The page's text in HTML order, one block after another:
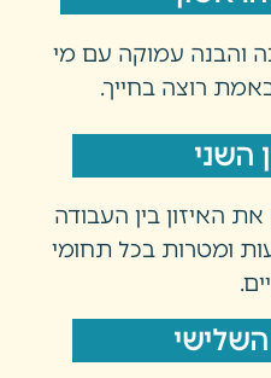
והבנה עמוקה עם מי
רוצה בחייך.
השני
האיזון בין העבודה
ומטרות בכל תחומי